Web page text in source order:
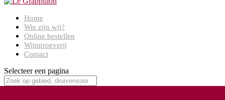
Home
Wie zijn wij?
Online bestellen
Wijnproeverij
Contact
Selecteer een pagina